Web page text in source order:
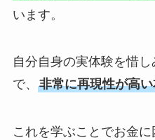
います。
自分自身の実体験を惜
で、 非常に再現性が高
これを学ぶことでお金